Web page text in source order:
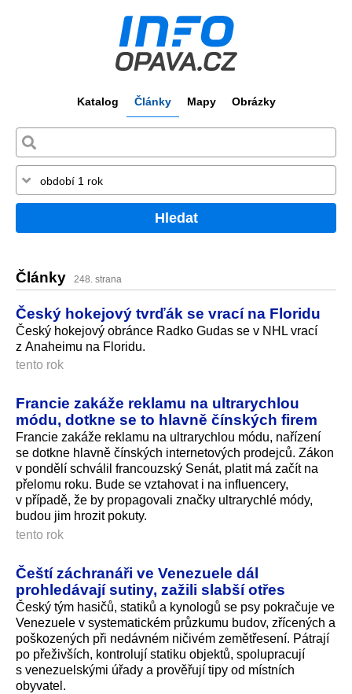
Katalog Články Mapy Obrázky
Hledat
Články 248. strana
Český hokejový tvrďák se vrací na Floridu
Český hokejový obránce Radko Gudas se v NHL vrací
z Anaheimu na Floridu.
tento rok
Francie zakáže reklamu na ultrarychlou
módu, dotkne se to hlavně čínských firem
Francie zakáže reklamu na ultrarychlou módu, nařízení
se dotkne hlavně čínských internetových prodejců. Zákon
v pondělí schválil francouzský Senát, platit má začít na
přelomu roku. Bude se vztahovat i na influencery,
v případě, že by propagovali značky ultrarychlé módy,
budou jim hrozit pokuty.
tento rok
Čeští záchranáři ve Venezuele dál
prohledávají sutiny, zažili slabší otřes
Český tým hasičů, statiků a kynologů se psy pokračuje ve
Venezuele v systematickém průzkumu budov, zřícených a
poškozených při nedávném ničivém zemětřesení. Pátrají
po přeživších, kontrolují statiku objektů, spolupracují
s venezuelskými úřady a prověřují tipy od místních
obyvatel.